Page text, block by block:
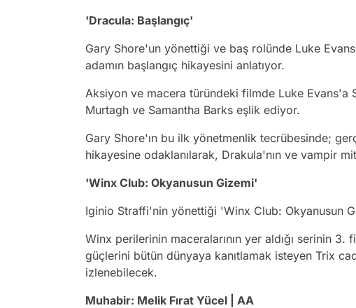
'Dracula: Başlangıç'
Gary Shore'un yönettiği ve baş rolünde Luke
adamın başlangıç hikayesini anlatıyor.
Aksiyon ve macera türündeki filmde Luke Evans'a
Murtagh ve Samantha Barks eşlik ediyor.
Gary Shore'ın bu ilk yönetmenlik tecrübesinde;
hikayesine odaklanılarak, Drakula'nın ve vampir
'Winx Club: Okyanusun Gizemi'
Iginio Straffi'nin yönettiği 'Winx Club: Okyanusun
Winx perilerinin maceralarının yer aldığı serinin
güçlerini bütün dünyaya kanıtlamak isteyen Trix
izlenebilecek.
Muhabir: Melik Fırat Yücel | AA